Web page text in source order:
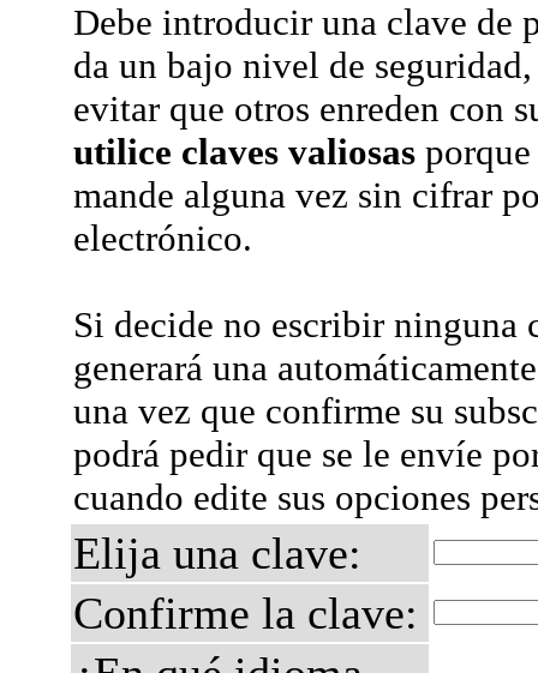
Debe introducir una clave de
da un bajo nivel de
evitar que otros enreden con
utilice claves valiosas
mande alguna vez sin cifrar
electrónico.
Si decide no escribir ninguna
generará una
una vez que confirme su
podrá pedir que se le envíe
cuando edite sus opciones
Elija una clave:
Confirme la clave: